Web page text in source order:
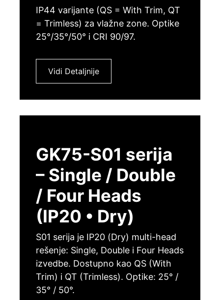
IP44 varijante (QS = With Trim, QT
= Trimless) za vlažne zone. Optike
25°/35°/50° i CRI 90/97.
Vidi Detaljnije
GK75-S01 serija
– Single / Double
/ Four Heads
(IP20 • Dry)
S01 serija je IP20 (Dry) multi-head
rešenje: Single, Double i Four Heads
izvedbe. Dostupno kao QS (With
Trim) i QT (Trimless). Optike: 25° /
35° / 50°.